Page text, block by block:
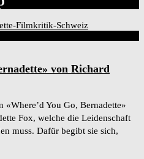
von Richard
You Go, Bernadette»
Fox, welche die Leidenschaft
muss. Dafür begibt sie sich,